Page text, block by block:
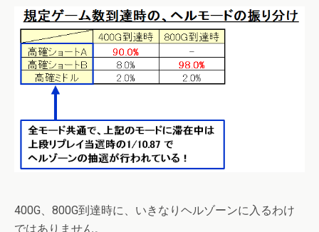
400G、800G到達時に、いきなりヘルゾーンに入るわけ
ではありません。